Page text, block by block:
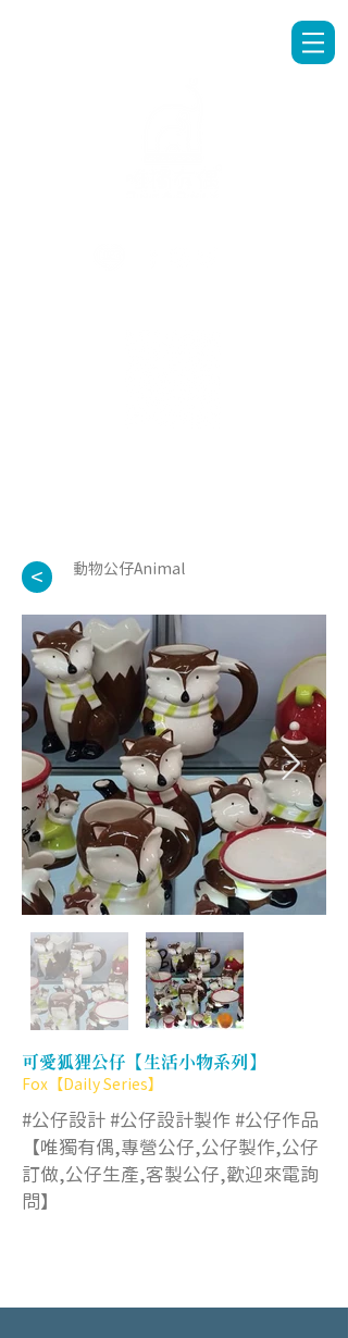
< 動物公仔Animal
可愛狐狸公仔【生活小物系列】
Fox【Daily Series】
#公仔設計 #公仔設計製作 #公仔作品
【唯獨有偶,專營公仔,公仔製作,公仔
訂做,公仔生產,客製公仔,歡迎來電詢
問】